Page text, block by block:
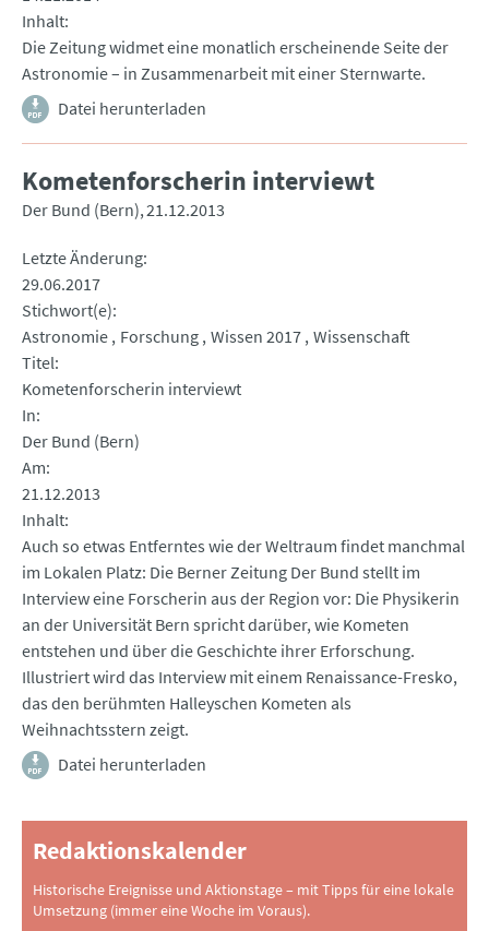
Inhalt
Die Zeitung widmet eine monatlich erscheinende Seite der
Astronomie – in Zusammenarbeit mit einer Sternwarte.
Datei herunterladen
Kometenforscherin interviewt
Der Bund (Bern) 21.12.2013
Letzte Änderung
29.06.2017
Stichwort(e)
Astronomie Forschung Wissen 2017 Wissenschaft
Titel
Kometenforscherin interviewt
In
Der Bund (Bern)
Am
21.12.2013
Inhalt
Auch so etwas Entferntes wie der Weltraum findet manchmal
im Lokalen Platz: Die Berner Zeitung Der Bund stellt im
Interview eine Forscherin aus der Region vor: Die Physikerin
an der Universität Bern spricht darüber, wie Kometen
entstehen und über die Geschichte ihrer Erforschung.
Illustriert wird das Interview mit einem Renaissance-Fresko,
das den berühmten Halleyschen Kometen als
Weihnachtsstern zeigt.
Datei herunterladen
Redaktionskalender
Historische Ereignisse und Aktionstage – mit Tipps für eine lokale
Umsetzung (immer eine Woche im Voraus).